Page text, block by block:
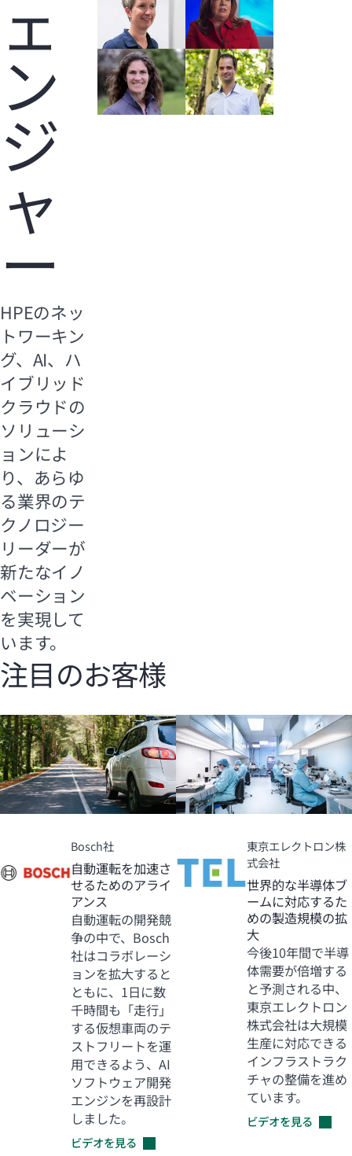
ェ
ン
ジ
ャ
ー
HPEのネッ
トワーキン
グ、AI、ハ
イブリッド
クラウドの
ソリューシ
ョンによ
り、あらゆ
る業界のテ
クノロジー
リーダーが
新たなイノ
ベーション
を実現して
います。
注目のお客様
Bosch社
自動運転を加速さ
せるためのアライ
アンス
自動運転の開発競
争の中で、Bosch
社はコラボレーシ
ョンを拡大すると
ともに、1日に数
千時間も「走行」
する仮想車両のテ
ストフリートを運
用できるよう、AI
ソフトウェア開発
エンジンを再設計
しました。
ビデオを見る
東京エレクトロン株
式会社
世界的な半導体ブ
ームに対応するた
めの製造規模の拡
大
今後10年間で半導
体需要が倍増する
と予測される中、
東京エレクトロン
株式会社は大規模
生産に対応できる
インフラストラク
チャの整備を進め
ています。
ビデオを見る